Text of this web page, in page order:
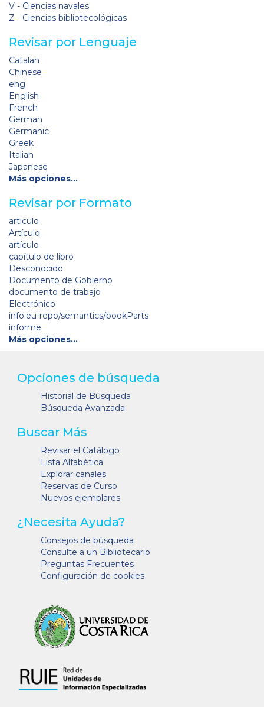
V - Ciencias navales
Z - Ciencias bibliotecológicas
Revisar por Lenguaje
Catalan
Chinese
eng
English
French
German
Germanic
Greek
Italian
Japanese
Más opciones…
Revisar por Formato
articulo
Artículo
artículo
capítulo de libro
Desconocido
Documento de Gobierno
documento de trabajo
Electrónico
info:eu-repo/semantics/bookParts
informe
Más opciones…
Opciones de búsqueda
Historial de Búsqueda
Búsqueda Avanzada
Buscar Más
Revisar el Catálogo
Lista Alfabética
Explorar canales
Reservas de Curso
Nuevos ejemplares
¿Necesita Ayuda?
Consejos de búsqueda
Consulte a un Bibliotecario
Preguntas Frecuentes
Configuración de cookies